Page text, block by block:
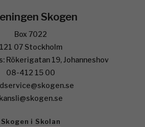
Skogen
Box 7022
121 07 Stockholm
Rökerigatan 19, Johanneshov
08-412 15 00
kansli@skogen.se
Skogen i Skolan